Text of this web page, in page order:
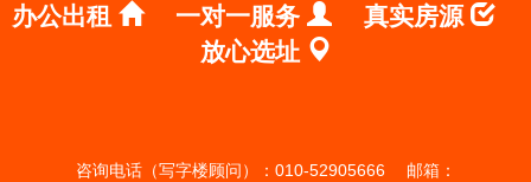
办公出租 一对一服务
真实房源
放心选址
咨询电话（写字楼顾问）：010-52905666
邮箱：